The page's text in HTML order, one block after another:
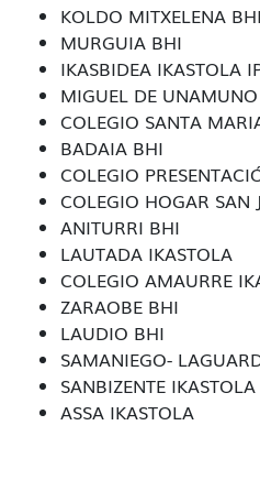
KOLDO MITXELENA BHI
MURGUIA BHI
IKASBIDEA IKASTOLA
MIGUEL DE
COLEGIO SANTA
BADAIA BHI
COLEGIO
COLEGIO HOGAR SAN
ANITURRI BHI
LAUTADA IKASTOLA
COLEGIO AMAURRE
ZARAOBE BHI
LAUDIO BHI
SAMANIEGO-
SANBIZENTE IKASTOLA
ASSA IKASTOLA